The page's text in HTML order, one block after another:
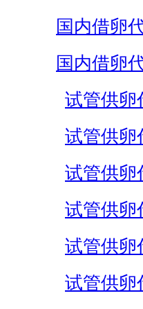
国内借卵
国内借卵
试管供卵
试管供卵
试管供卵
试管供卵
试管供卵
试管供卵